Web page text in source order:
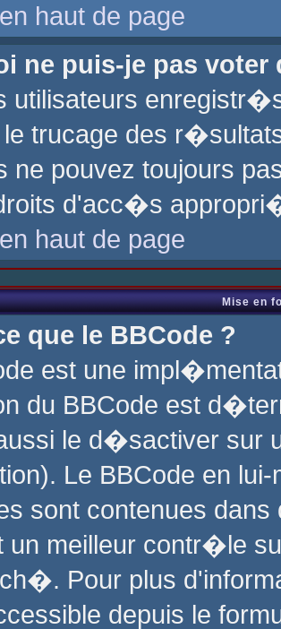
haut de page
ne puis-je pas voter
utilisateurs
trucage des
ne pouvez toujours
d'acc�s
haut de page
Mise en
que le BBCode ?
est une
du BBCode est
le d�sactiver sur
Le BBCode en
sont contenues
un meilleur contr�le
Pour plus
depuis le